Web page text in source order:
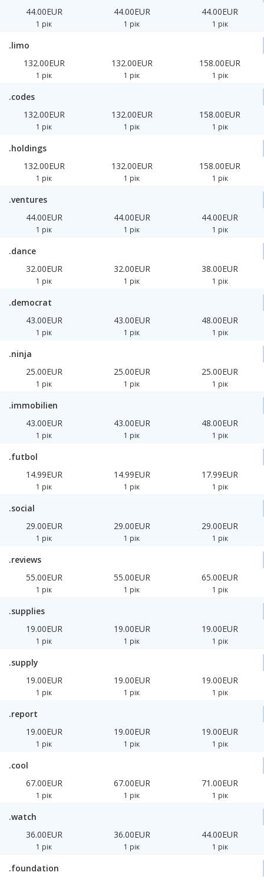
44.00EUR
1 рік
44.00EUR
1 рік
44.00EUR
1 рік
.limo
132.00EUR
1 рік
132.00EUR
1 рік
158.00EUR
1 рік
.codes
132.00EUR
1 рік
132.00EUR
1 рік
158.00EUR
1 рік
.holdings
132.00EUR
1 рік
132.00EUR
1 рік
158.00EUR
1 рік
.ventures
44.00EUR
1 рік
44.00EUR
1 рік
44.00EUR
1 рік
.dance
32.00EUR
1 рік
32.00EUR
1 рік
38.00EUR
1 рік
.democrat
43.00EUR
1 рік
43.00EUR
1 рік
48.00EUR
1 рік
.ninja
25.00EUR
1 рік
25.00EUR
1 рік
25.00EUR
1 рік
.immobilien
43.00EUR
1 рік
43.00EUR
1 рік
48.00EUR
1 рік
.futbol
14.99EUR
1 рік
14.99EUR
1 рік
17.99EUR
1 рік
.social
29.00EUR
1 рік
29.00EUR
1 рік
29.00EUR
1 рік
.reviews
55.00EUR
1 рік
55.00EUR
1 рік
65.00EUR
1 рік
.supplies
19.00EUR
1 рік
19.00EUR
1 рік
19.00EUR
1 рік
.supply
19.00EUR
1 рік
19.00EUR
1 рік
19.00EUR
1 рік
.report
19.00EUR
1 рік
19.00EUR
1 рік
19.00EUR
1 рік
.cool
67.00EUR
1 рік
67.00EUR
1 рік
71.00EUR
1 рік
.watch
36.00EUR
1 рік
36.00EUR
1 рік
44.00EUR
1 рік
.foundation